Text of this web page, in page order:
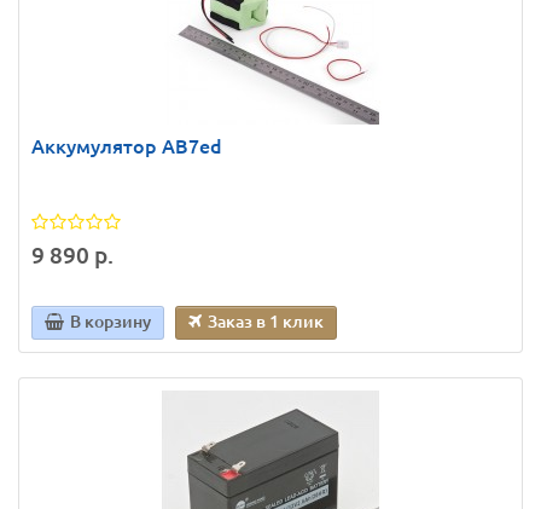
Аккумулятор AB7ed
9 890 р.
В корзину Заказ в 1 клик